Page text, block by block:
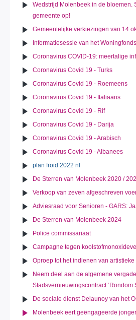
Wedstrijd Molenbeek in de bloemen.
gemeente op!
Gemeentelijke verkiezingen van 14
Informatiesessie van het
Coronavirus COVID-19: meertalige
Coronavirus Covid 19 - Turks
Coronavirus Covid 19 - Roemeens
Coronavirus Covid 19 - Italiaans
Coronavirus Covid 19 - Rif
Coronavirus Covid 19 - Darija
Coronavirus Covid 19 - Arabisch
Coronavirus Covid 19 - Albanees
plan froid 2022 nl
De Sterren van Molenbeek 2020 /
Verkoop van zeven afgeschreven
Adviesraad voor Senioren - GARS:
De Sterren van Molenbeek 2024
Police commissariaat
Campagne tegen
Oproep tot het indienen van artistieke
Neem deel aan de algemene
Stadsvernieuwingscontract ‘Rondom
De sociale dienst Delaunoy van het
Molenbeek eert geëngageerde